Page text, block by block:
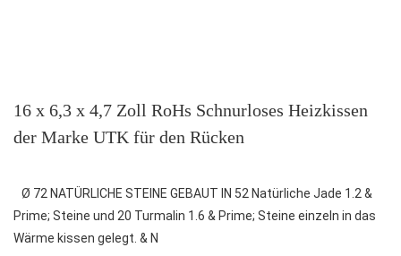
16 x 6,3 x 4,7 Zoll RoHs Schnurloses Heizkissen
der Marke UTK für den Rücken
Ø 72 NATÜRLICHE STEINE GEBAUT IN 52 Natürliche Jade 1.2 &
Prime; Steine und 20 Turmalin 1.6 & Prime; Steine einzeln in das
Wärme kissen gelegt. & N